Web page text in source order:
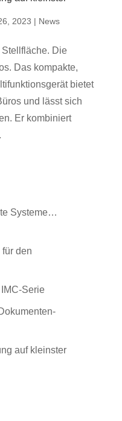
2023 | News
Die
Das kompakte,
bietet
und lässt sich
Er kombiniert
Systeme…
den
Serie
auf kleinster